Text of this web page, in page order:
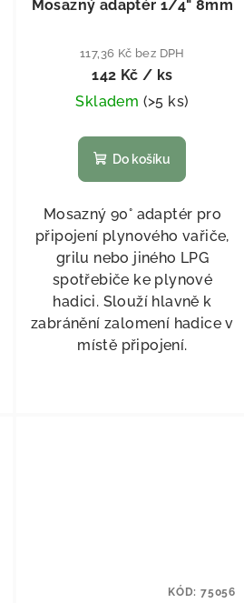
Mosazný adaptér 1/4" 8mm
117,36 Kč bez DPH
142 Kč / ks
Skladem (>5 ks)
Do košíku
Mosazný 90° adaptér pro
připojení plynového vařiče,
grilu nebo jiného LPG
spotřebiče ke plynové
hadici. Slouží hlavně k
zabránění zalomení hadice v
místě připojení.
KÓD: 75056